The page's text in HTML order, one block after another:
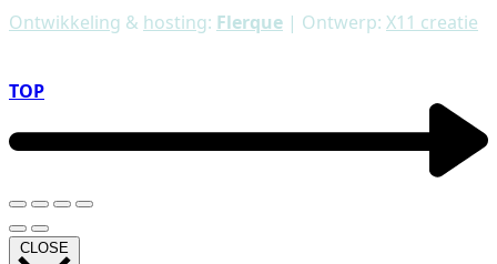
Ontwikkeling & hosting: Flerque | Ontwerp: X11 creatie
TOP
CLOSE